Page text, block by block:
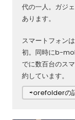
代の一人。ガジ
あります。
スマートフォン
初。同時にb-
でに数百台のス
約しています。
⇨orefolderの